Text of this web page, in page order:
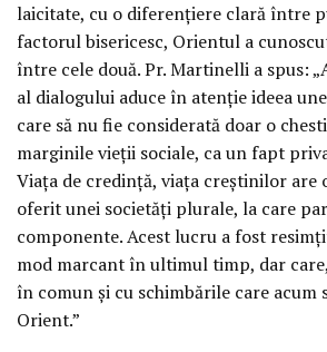
laicitate, cu o diferenţiere clară între
factorul bisericesc, Orientul a
între cele două. Pr. Martinelli a spus:
al dialogului aduce în atenţie ideea
care să nu fie considerată doar o
marginile vieţii sociale, ca un fapt
Viaţa de credinţă, viaţa creştinilor are
oferit unei societăţi plurale, la care
componente. Acest lucru a fost
mod marcant în ultimul timp, dar
în comun şi cu schimbările care acum
Orient.”